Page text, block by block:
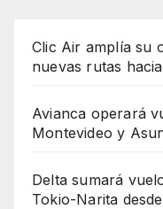
Clic Air amplía su
nuevas rutas
Avianca operará
Montevideo y
Delta sumará
Tokio-Narita